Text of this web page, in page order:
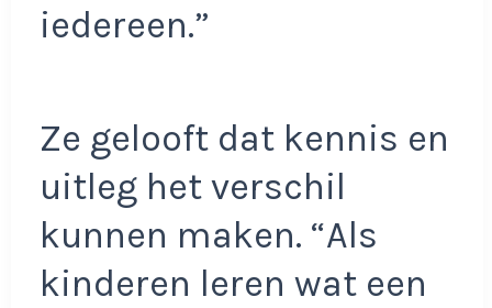
iedereen.”
Ze gelooft dat kennis en
uitleg het verschil
kunnen maken. “Als
kinderen leren wat een